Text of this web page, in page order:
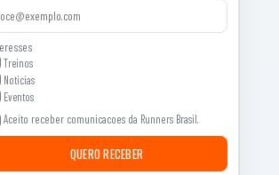
Treinos
Noticias
Eventos
Aceito receber comunicacoes da Runners Brasil.
QUERO RECEBER